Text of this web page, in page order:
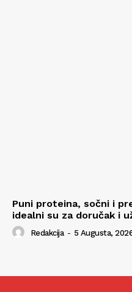
Puni proteina, sočni i
idealni su za doručak i
Redakcija - 5 Augusta,